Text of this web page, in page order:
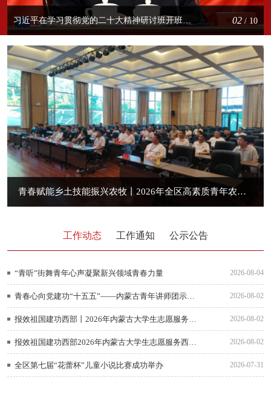
习近平在学习贯彻党的二十大精神研讨班开班式上发表重要讲话强调正确理解和大力推进中国式现代化 02 / 10
青春赋能乡土技能振兴农牧丨2026年全区高素质青年农牧民暨乡村振兴青年人才技能提升培训班成功举办
工作动态 工作通知 公示公告
“青听”街舞青年心声凝聚新兴领域青春力量 2026-08-04
青春心向党建功“十五五”——内蒙古青年讲师团示范性宣讲走进巴彦淖尔 2026-08-02
报效祖国建功西部丨2026年内蒙古大学生志愿服务西部计划志愿者培训在呼和浩特举办 2026-08-02
报效祖国建功西部2026年内蒙古大学生志愿服务西部计划志愿者出征仪式在呼和浩特举行 2026-08-02
全区第七届“花蕾杯”儿童小说比赛成功举办 2026-07-31